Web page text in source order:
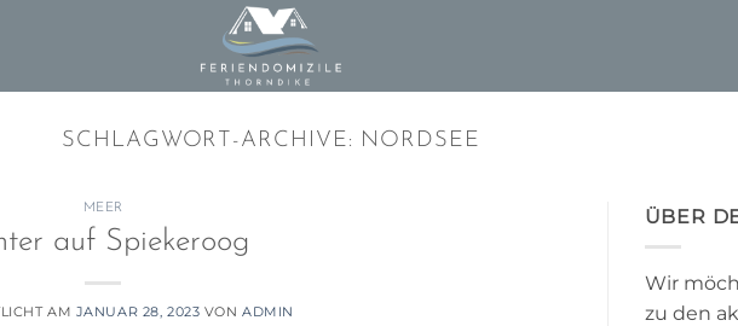
SCHLAGWORT-ARCHIVE: NORDSEE
MEER
auf Spiekeroog
AM JANUAR 28, 2023 VON ADMIN
ÜBER
Wir
zu den